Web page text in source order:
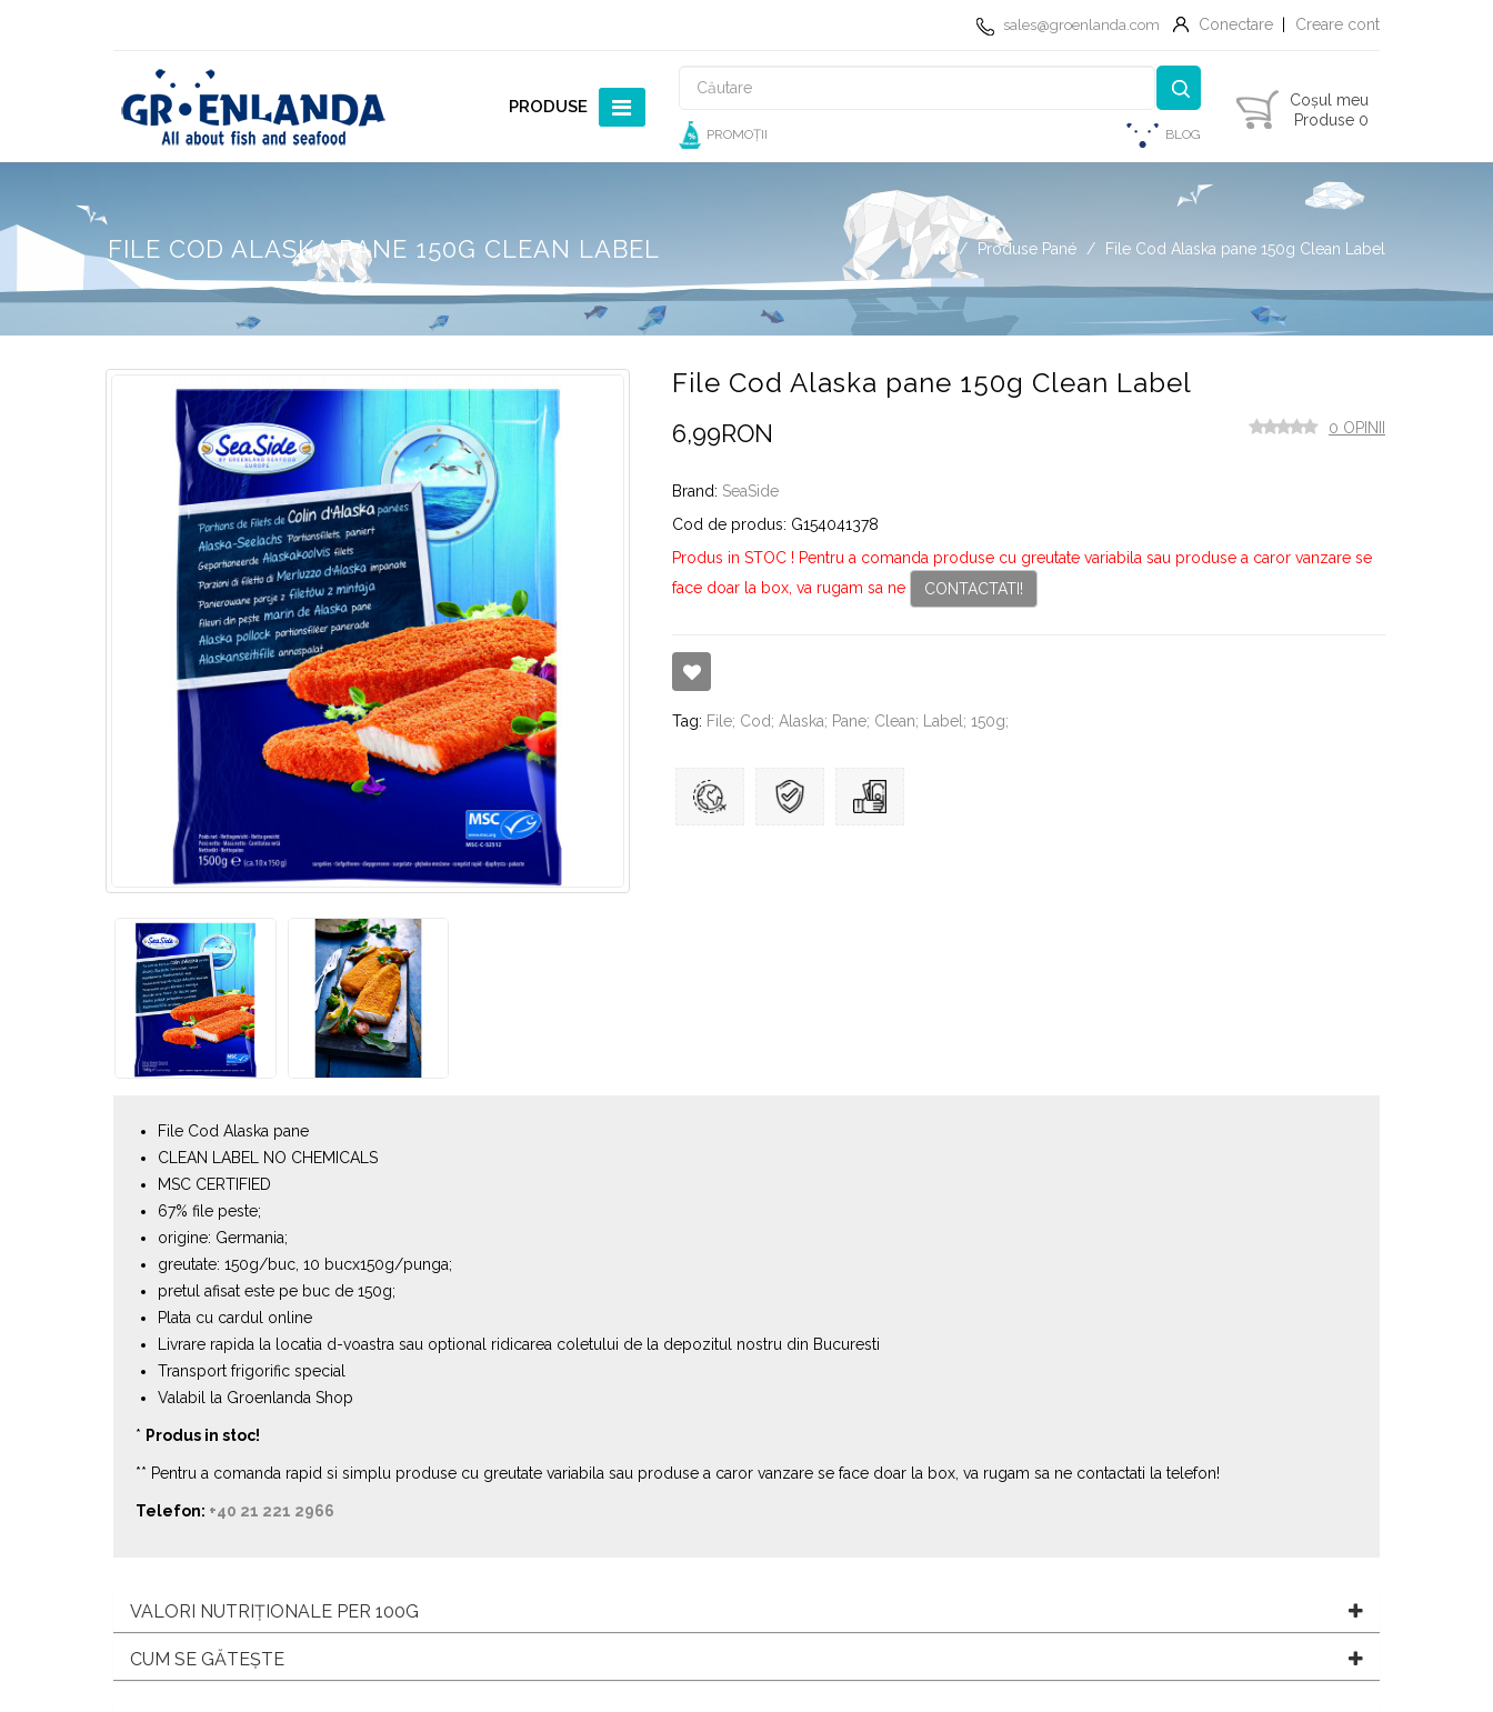
sales@groenlanda.com Conectare Creare cont
PRODUSE
PROMOȚII BLOG
Coșul meu
Produse 0
FILE COD ALASKA PANE 150G CLEAN LABEL Produse Pané File Cod Alaska pane 150g Clean Label
File Cod Alaska pane 150g Clean Label
6,99RON 0 OPINII
Brand: SeaSide
Cod de produs: G154041378
Produs in STOC ! Pentru a comanda produse cu greutate variabila sau produse a caror vanzare se
face doar la box, va rugam sa ne
CONTACTATI!
Tag: File; Cod; Alaska; Pane; Clean; Label; 150g;
File Cod Alaska pane
CLEAN LABEL NO CHEMICALS
MSC CERTIFIED
67% file peste;
origine: Germania;
greutate: 150g/buc, 10 bucx150g/punga;
pretul afisat este pe buc de 150g;
Plata cu cardul online
Livrare rapida la locatia d-voastra sau optional ridicarea coletului de la depozitul nostru din Bucuresti
Transport frigorific special
Valabil la Groenlanda Shop
* Produs in stoc!
** Pentru a comanda rapid si simplu produse cu greutate variabila sau produse a caror vanzare se face doar la box, va rugam sa ne contactati la telefon!
Telefon: +40 21 221 2966
VALORI NUTRIȚIONALE PER 100G
CUM SE GĂTEȘTE